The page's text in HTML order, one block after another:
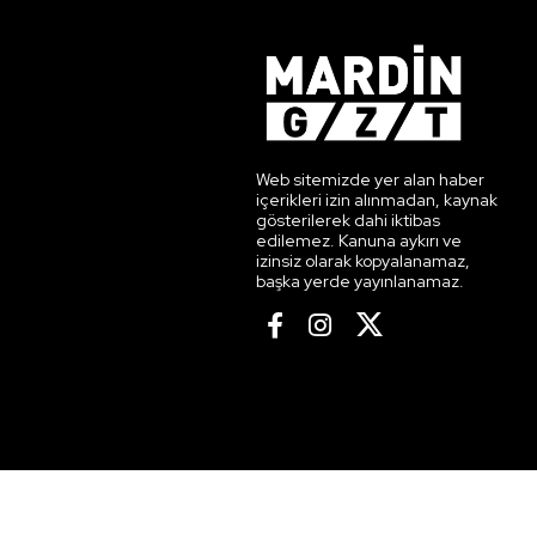
Web sitemizde yer alan haber
içerikleri izin alınmadan, kaynak
gösterilerek dahi iktibas
edilemez. Kanuna aykırı ve
izinsiz olarak kopyalanamaz,
başka yerde yayınlanamaz.